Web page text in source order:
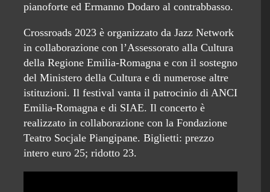
pianoforte ed Ermanno Dodaro al contrabbasso.
Crossroads 2023 è organizzato da Jazz Network
in collaborazione con l’Assessorato alla Cultura
della Regione Emilia-Romagna e con il sostegno
del Ministero della Cultura e di numerose altre
istituzioni. Il festival vanta il patrocinio di ANCI
Emilia-Romagna e di SIAE. Il concerto è
realizzato in collaborazione con la Fondazione
Teatro Socjale Piangipane. Biglietti: prezzo
intero euro 25; ridotto 23.